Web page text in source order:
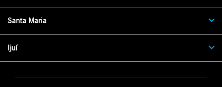
Santa Maria
Ijuí